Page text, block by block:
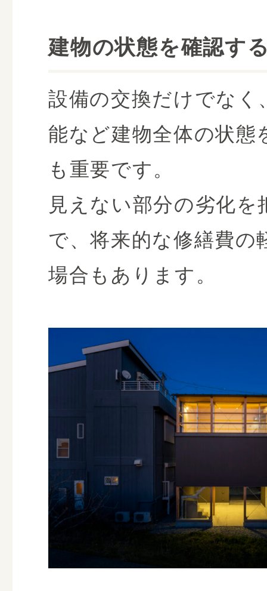
建物の状態を確認す
設備の交換だけでなく
能など建物全体の状態
も重要です。
見えない部分の劣化を
で、将来的な修繕費の
場合もあります。